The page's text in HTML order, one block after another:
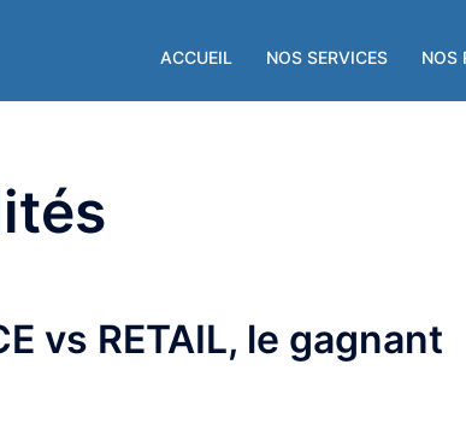
ACCUEIL NOS SERVICES NOS
vs RETAIL, le gagnant